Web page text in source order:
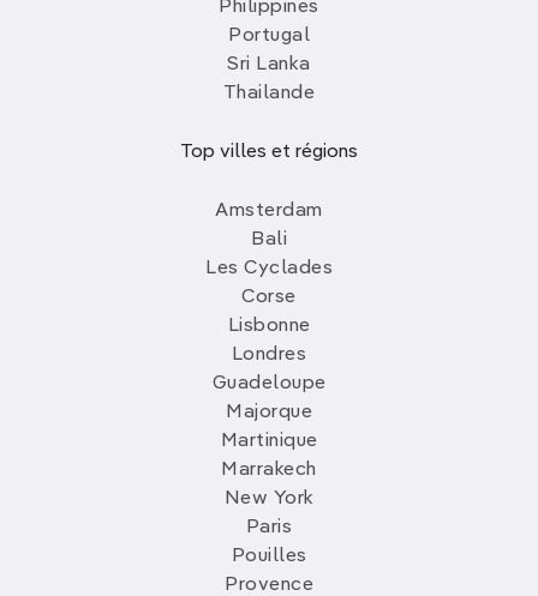
Philippines
Portugal
Sri Lanka
Thailande
Top villes et régions
Amsterdam
Bali
Les Cyclades
Corse
Lisbonne
Londres
Guadeloupe
Majorque
Martinique
Marrakech
New York
Paris
Pouilles
Provence